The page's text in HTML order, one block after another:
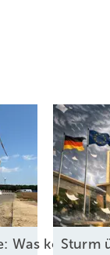
Was kommt
Sturm